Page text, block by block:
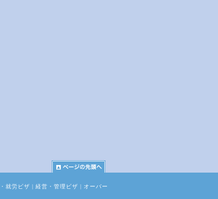
就労ビザ | 経営・管理ビザ | オーバー